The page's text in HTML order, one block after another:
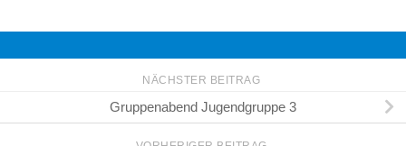
NÄCHSTER BEITRAG
Gruppenabend Jugendgruppe 3